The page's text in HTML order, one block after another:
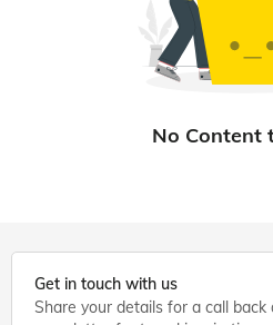
Get in touch with us
Share your details for a call